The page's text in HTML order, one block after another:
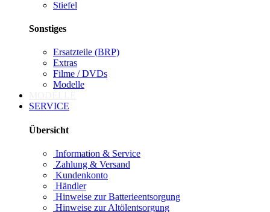
Stiefel
Sonstiges
Ersatzteile (BRP)
Extras
Filme / DVDs
Modelle
SERVICE
Übersicht
Information & Service
Zahlung & Versand
Kundenkonto
Händler
Hinweise zur Batterieentsorgung
Hinweise zur Altölentsorgung